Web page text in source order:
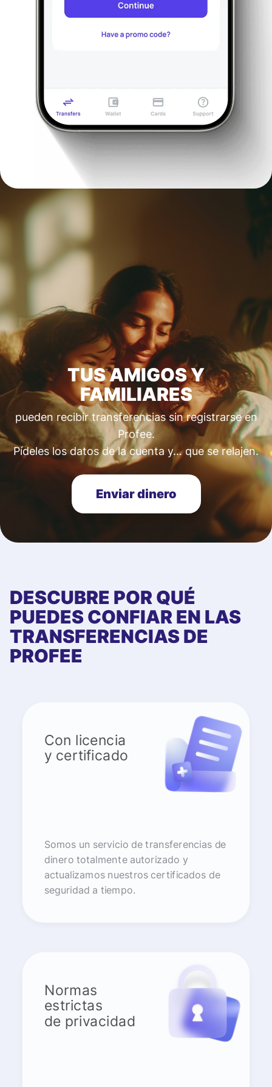
TUS AMIGOS Y
FAMILIARES
pueden recibir transferencias sin registrarse en
Profee.
Pídeles los datos de la cuenta y… que se relajen.
Enviar dinero
DESCUBRE POR QUÉ
PUEDES CONFIAR EN LAS
TRANSFERENCIAS DE
PROFEE
Con licencia
y certificado
Somos un servicio de transferencias de
dinero totalmente autorizado y
actualizamos nuestros certificados de
seguridad a tiempo.
Normas
estrictas
de privacidad